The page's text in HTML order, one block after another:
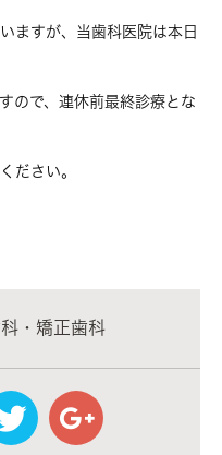
ますが、当歯科医院は本日
ので、連休前最終診療とな
ださい。
・矯正歯科